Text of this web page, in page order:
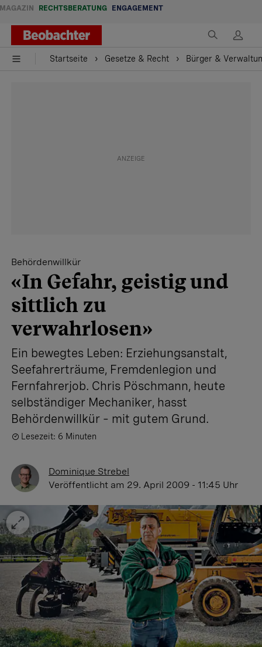
MAGAZIN RECHTSBERATUNG ENGAGEMENT
Startseite Gesetze & Recht Bürger &
Behördenwillkür
«In Gefahr, geistig und
sittlich zu
verwahrlosen»
Ein bewegtes Leben: Erziehungsanstalt,
Seefahrerträume, Fremdenlegion und
Fernfahrerjob. Chris Pöschmann, heute
selbständiger Mechaniker, hasst
Behördenwillkür – mit gutem Grund.
Lesezeit: 6 Minuten
Dominique Strebel
Veröffentlicht am 29. April 2009 - 11:45 Uhr